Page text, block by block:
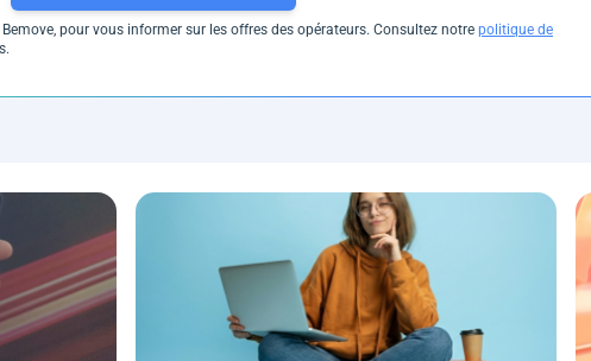
pour vous informer sur les offres des opérateurs. Consultez notre politique de